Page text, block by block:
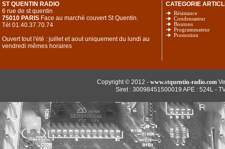
ST QUENTIN RADIO
6 rue de st quentin
75010 PARIS Face au marché couvert St Quentin.
Tél 01.40.37.70.74
Ouvert tout l'été : juillet et aout uniquement du lundi au
vendredi mêmes horaires
CATEGORIE
Résistance
Condensateur
Boutons
Programmateur
Promotion
Copyright © 2012 - www.stquentin-radio.com
Siret : 30098451500019 APE : 524L -